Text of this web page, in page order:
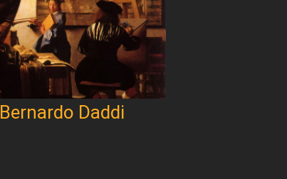
Bernardo Daddi